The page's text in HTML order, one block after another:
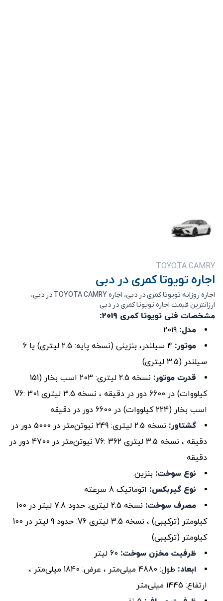
TOYOTA CAMRY
اجاره تویوتا کمری در دبی
اجاره روزانه تویوتا کمری در دبی، اجاره TOYOTA CAMRY در دبی،
ارزانترین قیمت اجاره تویوتا کمری در دبی
مشخصات فنی تویوتا کمری 2019:
مدل: 2019
موتور:
4 سیلندر، بنزینی (نسخه پایه: 2.5 لیتری) یا 6
سیلندر (3.5 لیتری)
قدرت موتور:
نسخه 2.5 لیتری: 203 اسب بخار (151
کیلووات) در 6600 دور در دقیقه ، نسخه 3.5 لیتری V6: 301
اسب بخار (224 کیلووات) در 6600 دور در دقیقه
گشتاور:
نسخه 2.5 لیتری: 249 نیوتن‌متر در 5000 دور در
دقیقه ، نسخه 3.5 لیتری V6: 362 نیوتن‌متر در 4700 دور در
دقیقه
نوع سوخت: بنزین
نوع گیربکس: اتوماتیک 8 سرعته
مصرف سوخت:
نسخه 2.5 لیتری: حدود 7.8 لیتر در 100
کیلومتر (ترکیبی) ، نسخه 3.5 لیتری V6: حدود 9 لیتر در 100
کیلومتر (ترکیبی)
ظرفیت مخزن سوخت:
ابعاد:
طول: 4880 میلی‌متر ، عرض: 1840 میلی‌متر ،
ارتفاع: 1445 میلی‌متر